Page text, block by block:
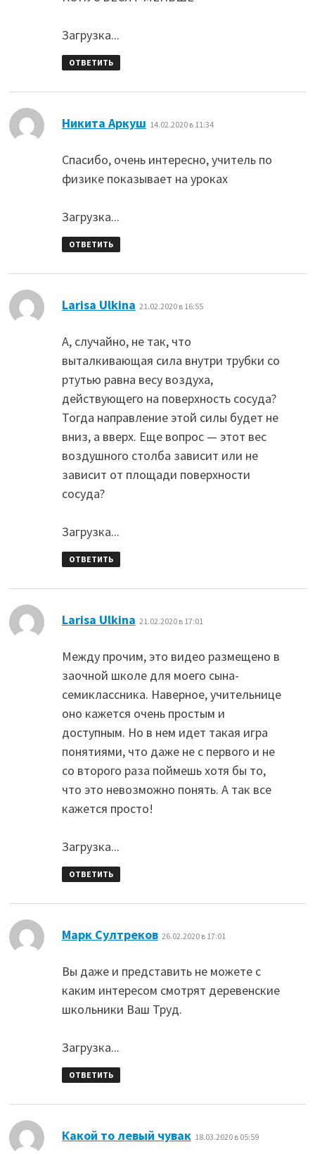
Загрузка...
ОТВЕТИТЬ
Никита Аркуш 14.02.2020 в 11:34
Спасибо, очень интересно, учитель по
физике показывает на уроках
Загрузка...
ОТВЕТИТЬ
Larisa Ulkina 21.02.2020 в 16:55
А, случайно, не так, что
выталкивающая сила внутри трубки со
ртутью равна весу воздуха,
действующего на поверхность сосуда?
Тогда направление этой силы будет не
вниз, а вверх. Еще вопрос — этот вес
воздушного столба зависит или не
зависит от площади поверхности
сосуда?
Загрузка...
ОТВЕТИТЬ
Larisa Ulkina 21.02.2020 в 17:01
Между прочим, это видео размещено в
заочной школе для моего сына-
семиклассника. Наверное, учительнице
оно кажется очень простым и
доступным. Но в нем идет такая игра
понятиями, что даже не с первого и не
со второго раза поймешь хотя бы то,
что это невозможно понять. А так все
кажется просто!
Загрузка...
ОТВЕТИТЬ
Марк Султреков: 26.02.2020 в 17:01
Вы даже и представить не можете с
каким интересом смотрят деревенские
школьники Ваш Труд.
Загрузка...
ОТВЕТИТЬ
Какой то левый чувак 18.03.2020 в 05:59